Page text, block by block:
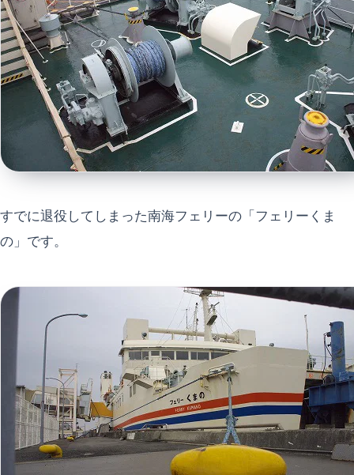
すでに退役してしまった南海フェリーの「フェリーくま
の」です。